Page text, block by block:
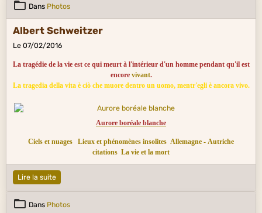
Dans Photos
Albert Schweitzer
Le 07/02/2016
La tragédie de la vie est ce qui meurt à l'intérieur d'un homme pendant qu'il est
encore vivant.
La tragedia della vita è ciò che muore dentro un uomo, mentr'egli è ancora vivo.
Aurore boréale blanche
Ciels et nuages Lieux et phénomènes insolites Allemagne - Autriche
citations La vie et la mort
Lire la suite
Dans Photos